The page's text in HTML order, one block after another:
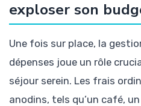
exploser son
Une fois sur place, la
dépenses joue un rôle
séjour serein. Les frais
anodins, tels qu’un café,